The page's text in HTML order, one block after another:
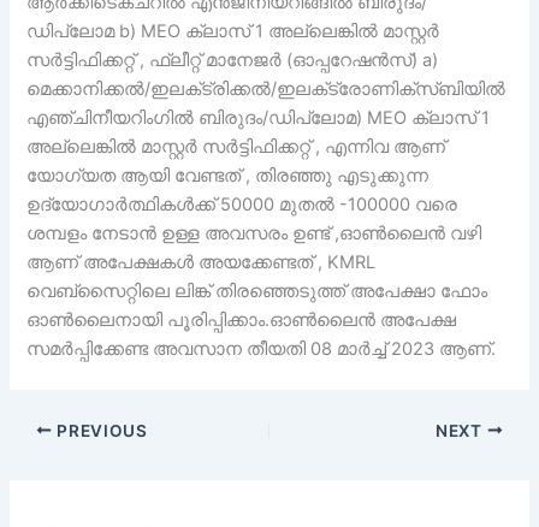
ഡിപ്ലോമ b) MEO ക്ലാസ് 1 അല്ലെങ്കിൽ മാസ്റ്റർ
സർട്ടിഫിക്കറ്റ് , ഫ്ലീറ്റ് മാനേജർ (ഓപ്പറേഷൻസ്) a)
മെക്കാനിക്കൽ/ഇലക്‌ട്രിക്കൽ/ഇലക്‌ട്രോണിക്‌സ്ബിയിൽ
എഞ്ചിനീയറിംഗിൽ ബിരുദം/ഡിപ്ലോമ) MEO ക്ലാസ് 1
അല്ലെങ്കിൽ മാസ്റ്റർ സർട്ടിഫിക്കറ്റ് , എന്നിവ ആണ്
യോഗ്യത ആയി വേണ്ടത് , തിരഞ്ഞു എടുക്കുന്ന
ഉദ്യോഗാർത്ഥികൾക്ക് 50000 മുതൽ -100000 വരെ
ശമ്പളം നേടാൻ ഉള്ള അവസരം ഉണ്ട് ,ഓൺലൈൻ വഴി
ആണ് അപേക്ഷകൾ അയക്കേണ്ടത് , KMRL
വെബ്സൈറ്റിലെ ലിങ്ക് തിരഞ്ഞെടുത്ത് അപേക്ഷാ ഫോം
ഓൺലൈനായി പൂരിപ്പിക്കാം.ഓൺലൈൻ അപേക്ഷ
സമർപ്പിക്കേണ്ട അവസാന തീയതി 08 മാർച്ച് 2023 ആണ്.
PREVIOUS NEXT